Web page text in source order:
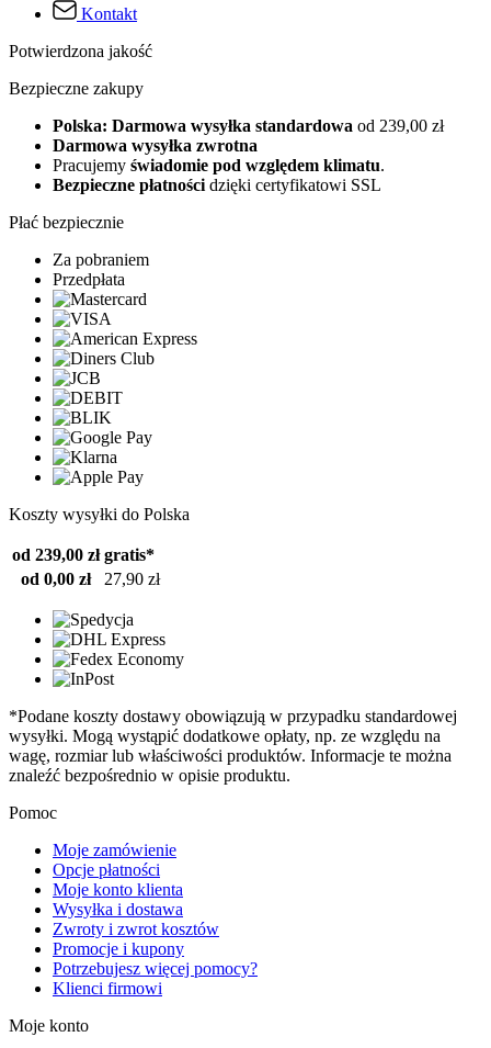
Kontakt
Potwierdzona jakość
Bezpieczne zakupy
Polska: Darmowa wysyłka standardowa od 239,00 zł
Darmowa wysyłka zwrotna
Pracujemy świadomie pod względem klimatu.
Bezpieczne płatnościdzięki certyfikatowi SSL
Płać bezpiecznie
Za pobraniem
Przedpłata
Koszty wysyłki do Polska
od 239,00 zł gratis*
od 0,00 zł
27,90 zł
*Podane koszty dostawy obowiązują w przypadku standardowej
wysyłki. Mogą wystąpić dodatkowe opłaty, np. ze względu na
wagę, rozmiar lub właściwości produktów. Informacje te można
znaleźć bezpośrednio w opisie produktu.
Pomoc
Moje zamówienie
Opcje płatności
Moje konto klienta
Wysyłka i dostawa
Zwroty i zwrot kosztów
Promocje i kupony
Potrzebujesz więcej pomocy?
Klienci firmowi
Moje konto